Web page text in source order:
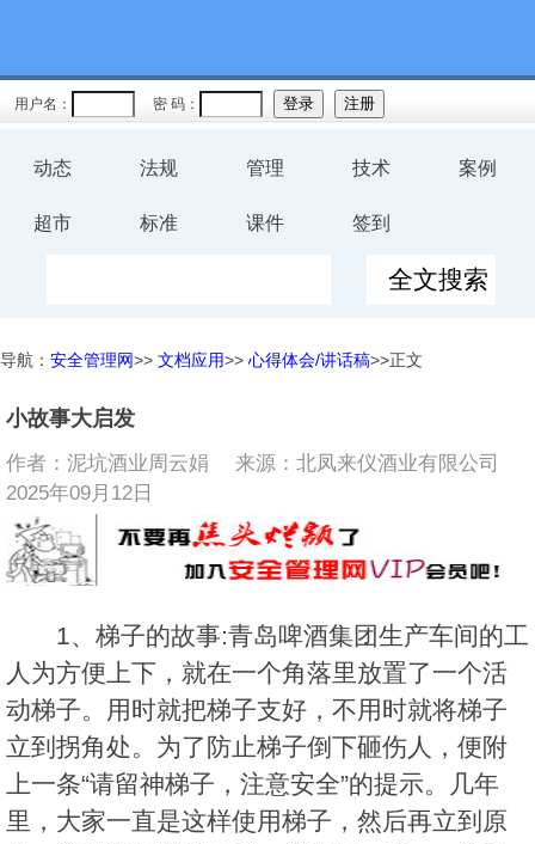
用户名： 密 码：
动态 法规 管理 技术 案例
超市 标准 课件 签到
导航： 安全管理网>> 文档应用>> 心得体会/讲话稿>>正文
小故事大启发
作者：泥坑酒业周云娟 来源：北凤来仪酒业有限公司
2025年09月12日
1、梯子的故事:青岛啤酒集团生产车间的工
人为方便上下，就在一个角落里放置了一个活
动梯子。用时就把梯子支好，不用时就将梯子
立到拐角处。为了防止梯子倒下砸伤人，便附
上一条“请留神梯子，注意安全”的提示。几年
里，大家一直是这样使用梯子，然后再立到原